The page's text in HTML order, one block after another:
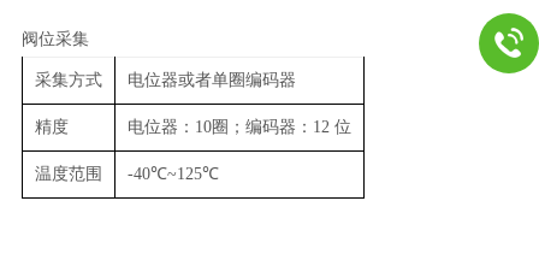
阀位采集
采集方式 电位器或者单圈编码器
精度 电位器：10圈；编码器：12 位
温度范围 -40℃~125℃